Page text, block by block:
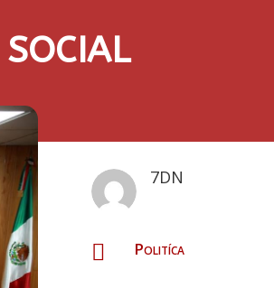
7DN
 Politíca